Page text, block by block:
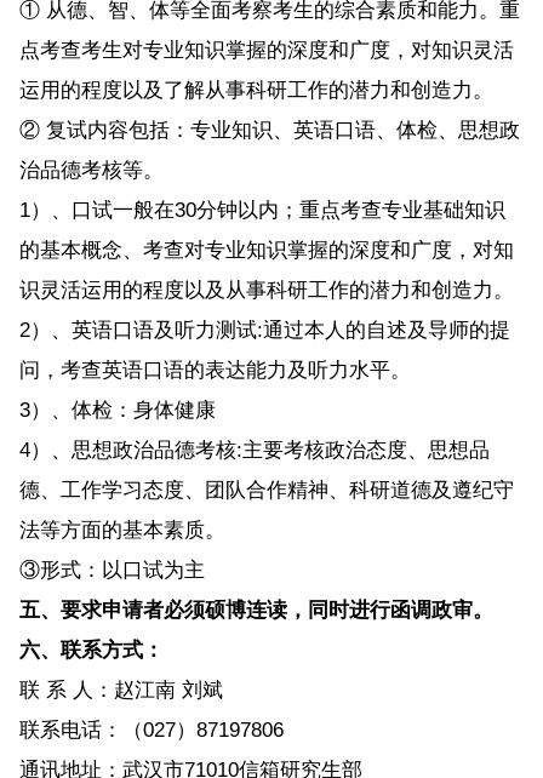
① 从德、智、体等全面考察考生的综合素质和能力。重
点考查考生对专业知识掌握的深度和广度，对知识灵活
运用的程度以及了解从事科研工作的潜力和创造力。
② 复试内容包括：专业知识、英语口语、体检、思想政
治品德考核等。
1）、口试一般在30分钟以内；重点考查专业基础知识
的基本概念、考查对专业知识掌握的深度和广度，对知
识灵活运用的程度以及从事科研工作的潜力和创造力。
2）、英语口语及听力测试:通过本人的自述及导师的提
问，考查英语口语的表达能力及听力水平。
3）、体检：身体健康
4）、思想政治品德考核:主要考核政治态度、思想品
德、工作学习态度、团队合作精神、科研道德及遵纪守
法等方面的基本素质。
③形式：以口试为主
五、要求申请者必须硕博连读，同时进行函调政审。
六、联系方式：
联 系 人：赵江南 刘斌
联系电话：（027）87197806
通讯地址：武汉市71010信箱研究生部